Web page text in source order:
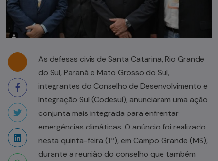
As defesas civis de Santa Catarina, Rio Grande
do Sul, Paraná e Mato Grosso do Sul,
integrantes do Conselho de Desenvolvimento e
Integração Sul (Codesul), anunciaram uma ação
conjunta mais integrada para enfrentar
emergências climáticas. O anúncio foi realizado
nesta quinta-feira (1º), em Campo Grande (MS),
durante a reunião do conselho que também